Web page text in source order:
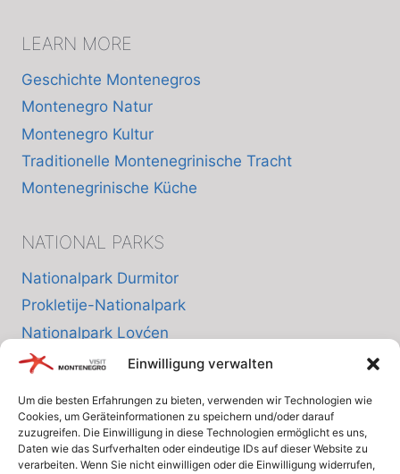
Einwilligung verwalten
Um die besten Erfahrungen zu bieten, verwenden wir Technologien wie
Cookies, um Geräteinformationen zu speichern und/oder darauf
zuzugreifen. Die Einwilligung in diese Technologien ermöglicht es uns,
Daten wie das Surfverhalten oder eindeutige IDs auf dieser Website zu
verarbeiten. Wenn Sie nicht einwilligen oder die Einwilligung widerrufen,
LEARN MORE
Geschichte Montenegros
Montenegro Natur
Montenegro Kultur
Traditionelle Montenegrinische Tracht
Montenegrinische Küche
NATIONAL PARKS
Nationalpark Durmitor
Prokletije-Nationalpark
Nationalpark Lovćen
Nationalpark Skutarisee
INFO